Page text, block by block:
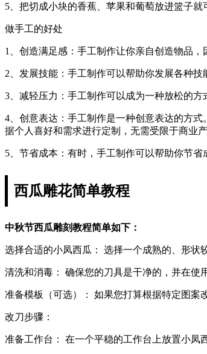
5、把切成小块的香蕉、苹果和葡萄放进篮子就
做手工的好处
1、创造满足感：手工制作让你亲自创造物品
2、发展技能：手工制作可以帮助你发展各种
3、减轻压力：手工制作可以成为一种放松的
4、创意表达：手工制作是一种创意表达的方
据个人喜好和需求进行定制，无需受限于商业产
5、节省成本：有时，手工制作可以帮助你节
西瓜雕花简单教程
中秋节西瓜雕刻教程简单如下：
选择合适的小凤西瓜： 选择一个成熟的、形状
清洗和消毒： 确保您的刀具是干净的，并在使
准备模板（可选）： 如果您打算根据特定图案
改刀步骤：
准备工作台： 在一个平稳的工作台上放置小凤